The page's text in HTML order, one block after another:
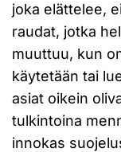
joka elättelee,
raudat, jotka
muuttuu, kun
käytetään tai
asiat oikein
tulkintoina
innokas